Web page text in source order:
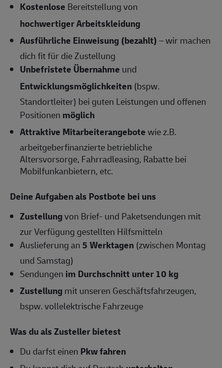
Kostenlose Bereitstellung von
hochwertiger Arbeitskleidung
Ausführliche Einweisung (bezahlt)– wir machen
dich fit für die Zustellung
Unbefristete Übernahme und
Entwicklungsmöglichkeiten (bspw.
Standortleiter) bei guten Leistungen und offenen
Positionen möglich
Attraktive Mitarbeiterangebotewie z.B.
arbeitgeberfinanzierte betriebliche
Altersvorsorge, Fahrradleasing, Rabatte bei
Mobilfunkanbietern, etc.
Deine Aufgaben als Postbote bei uns
Zustellungvon Brief- und Paketsendungen mit
zur Verfügung gestellten Hilfsmitteln
Auslieferung an5 Werktagen (zwischen Montag
und Samstag)
Sendungen im Durchschnitt unter 10 kg
Zustellungmit unseren Geschäftsfahrzeugen,
bspw. vollelektrische Fahrzeuge
Was du als Zusteller bietest
Du darfst einen Pkw fahren